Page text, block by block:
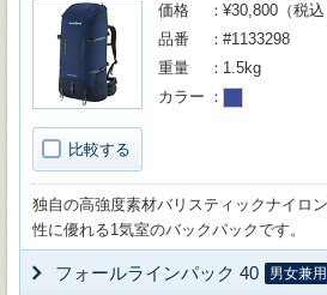
比較する
価格
¥30,800（税込
品番
#1133298
重量
1.5kg
カラー
独自の高強度素材バリスティックナイロ
性に優れる1気室のバックパックです。
フォールラインパック 40 男女兼用